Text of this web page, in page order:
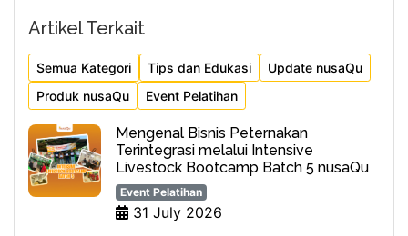
Artikel Terkait
Semua Kategori Tips dan Edukasi
Update nusaQu
Produk nusaQu
Event Pelatihan
Mengenal Bisnis Peternakan
Terintegrasi melalui Intensive
Livestock Bootcamp Batch 5 nusaQu
Event Pelatihan
31 July 2026